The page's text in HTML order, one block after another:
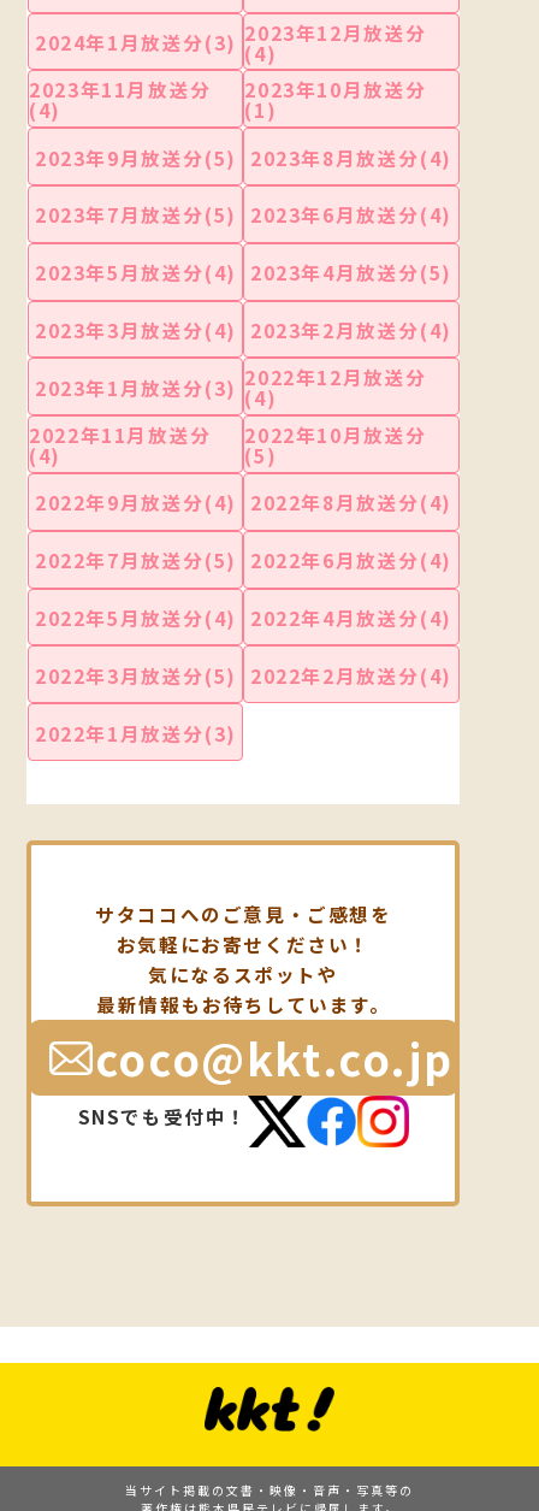
2024年1月放送分(3) 2023年12月放送分
(4)
2023年11月放送分
(4)
2023年10月放送分
(1)
2023年9月放送分(5)
2023年8月放送分(4)
2023年7月放送分(5) 2023年6月放送分(4)
2023年5月放送分(4) 2023年4月放送分(5)
2023年3月放送分(4) 2023年2月放送分(4)
2023年1月放送分(3) 2022年12月放送分
(4)
2022年11月放送分
(4)
2022年10月放送分
(5)
2022年9月放送分(4)
2022年8月放送分(4)
2022年7月放送分(5) 2022年6月放送分(4)
2022年5月放送分(4) 2022年4月放送分(4)
2022年3月放送分(5) 2022年2月放送分(4)
2022年1月放送分(3)
サタココへのご意見・ご感想を
お気軽にお寄せください！
気になるスポットや
最新情報もお待ちしています。
coco@kkt.co.jp
SNSでも受付中！
当サイト掲載の文書・映像・音声・写真等の